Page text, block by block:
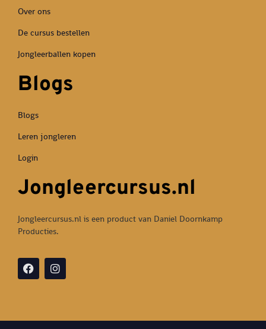
Over ons
De cursus bestellen
Jongleerballen kopen
Blogs
Blogs
Leren jongleren
Login
Jongleercursus.nl
Jongleercursus.nl is een product van Daniel Doornkamp
Producties.